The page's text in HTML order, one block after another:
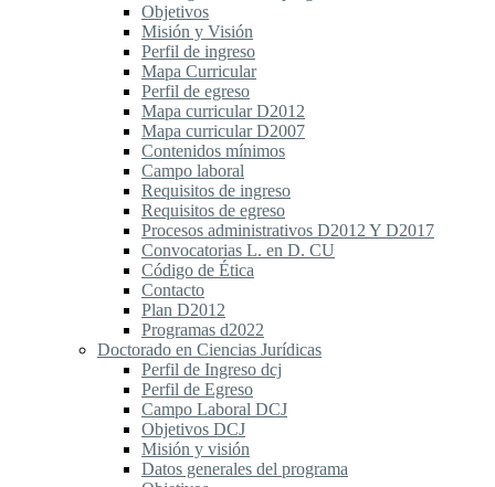
Objetivos
Misión y Visión
Perfil de ingreso
Mapa Curricular
Perfil de egreso
Mapa curricular D2012
Mapa curricular D2007
Contenidos mínimos
Campo laboral
Requisitos de ingreso
Requisitos de egreso
Procesos administrativos D2012 Y D2017
Convocatorias L. en D. CU
Código de Ética
Contacto
Plan D2012
Programas d2022
Doctorado en Ciencias Jurídicas
Perfil de Ingreso dcj
Perfil de Egreso
Campo Laboral DCJ
Objetivos DCJ
Misión y visión
Datos generales del programa